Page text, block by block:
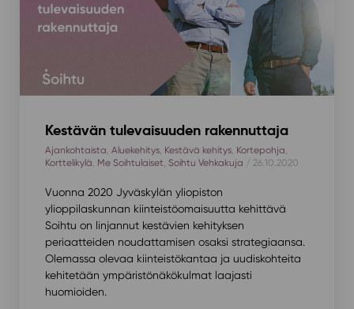
Kestävän tulevaisuuden rakennuttaja
Ajankohtaista, Aluekehitys, Kestävä kehitys, Kortepohja,
Korttelikylä, Me Soihtulaiset, Soihtu Vehkakuja / 26.10.2020
Vuonna 2020 Jyväskylän yliopiston
ylioppilaskunnan kiinteistöomaisuutta kehittävä
Soihtu on linjannut kestävien kehityksen
periaatteiden noudattamisen osaksi strategiaansa.
Olemassa olevaa kiinteistökantaa ja uudiskohteita
kehitetään ympäristönäkökulmat laajasti
huomioiden.